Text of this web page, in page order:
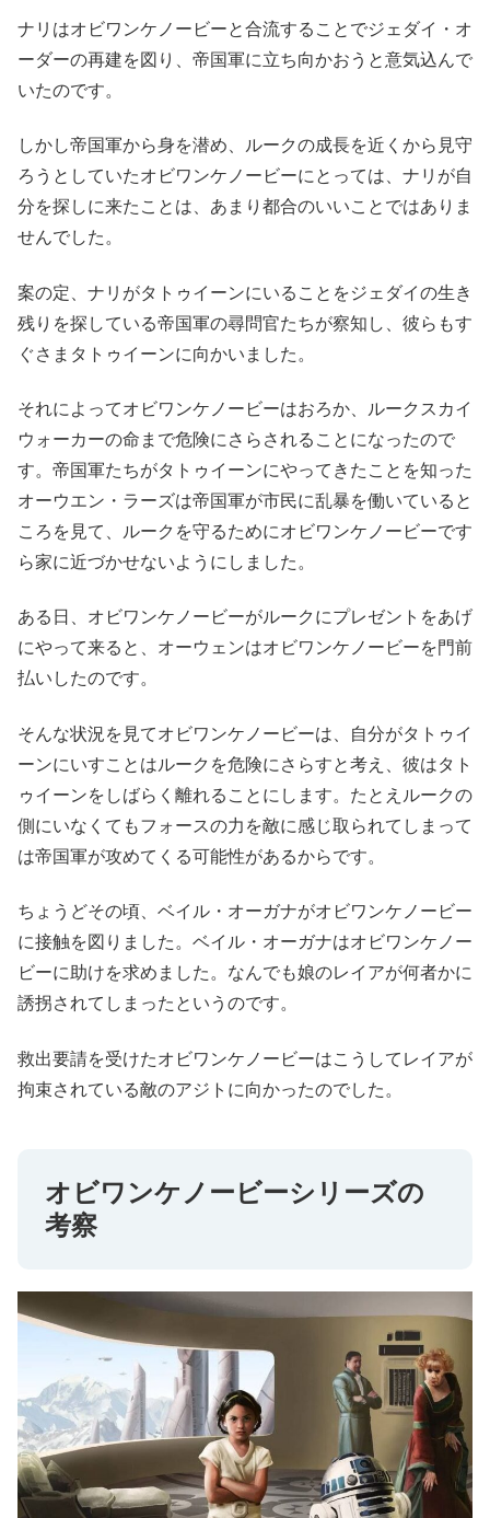
ナリはオビワンケノービーと合流することでジェダイ・オ
ーダーの再建を図り、帝国軍に立ち向かおうと意気込んで
いたのです。
しかし帝国軍から身を潜め、ルークの成長を近くから見守
ろうとしていたオビワンケノービーにとっては、ナリが自
分を探しに来たことは、あまり都合のいいことではありま
せんでした。
案の定、ナリがタトゥイーンにいることをジェダイの生き
残りを探している帝国軍の尋問官たちが察知し、彼らもす
ぐさまタトゥイーンに向かいました。
それによってオビワンケノービーはおろか、ルークスカイ
ウォーカーの命まで危険にさらされることになったので
す。帝国軍たちがタトゥイーンにやってきたことを知った
オーウエン・ラーズは帝国軍が市民に乱暴を働いていると
ころを見て、ルークを守るためにオビワンケノービーです
ら家に近づかせないようにしました。
ある日、オビワンケノービーがルークにプレゼントをあげ
にやって来ると、オーウェンはオビワンケノービーを門前
払いしたのです。
そんな状況を見てオビワンケノービーは、自分がタトゥイ
ーンにいすことはルークを危険にさらすと考え、彼はタト
ゥイーンをしばらく離れることにします。たとえルークの
側にいなくてもフォースの力を敵に感じ取られてしまって
は帝国軍が攻めてくる可能性があるからです。
ちょうどその頃、ベイル・オーガナがオビワンケノービー
に接触を図りました。ベイル・オーガナはオビワンケノー
ビーに助けを求めました。なんでも娘のレイアが何者かに
誘拐されてしまったというのです。
救出要請を受けたオビワンケノービーはこうしてレイアが
拘束されている敵のアジトに向かったのでした。
オビワンケノービーシリーズの
考察